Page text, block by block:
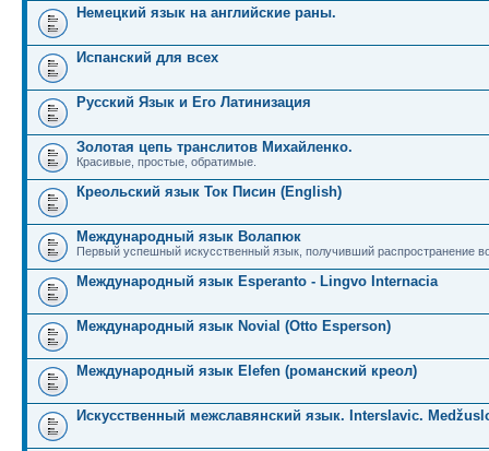
Немецкий язык на английские раны.
Испанский для всех
Русский Язык и Его Латинизация
Золотая цепь транслитов Михайленко.
Красивые, простые, обратимые.
Креольский язык Ток Писин (English)
Международный язык Волапюк
Первый успешный искусственный язык, получивший распространение
Международный язык Esperanto - Lingvo Internacia
Международный язык Novial (Otto Esperson)
Международный язык Elefen (романский креол)
Искусственный межславянский язык. Interslavic.